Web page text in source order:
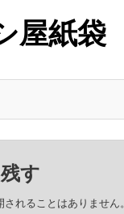
屋紙袋
す
れることはありません。